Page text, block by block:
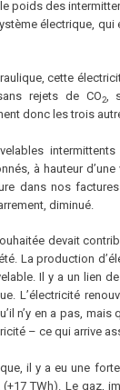
poids des
électrique, qui
cette
rejets de CO2,
donc les trois
à hauteur
dans nos
diminué.
devait
La production
Il y a un lien
L’électricité
n’y en a pas,
– ce qui arrive
il y a eu une
TWh). Le gaz,